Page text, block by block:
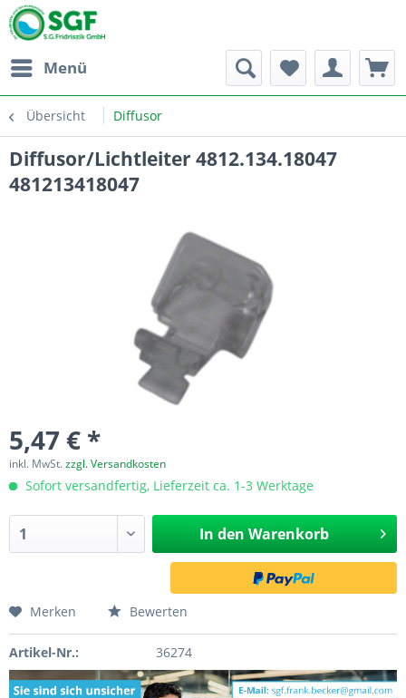
Menü
Übersicht Diffusor
Diffusor/Lichtleiter 4812.134.18047
481213418047
5,47 € *
inkl. MwSt.zzgl. Versandkosten
Sofort versandfertig, Lieferzeit ca. 1-3 Werktage
In den Warenkorb
Merken Bewerten
Artikel-Nr.: 36274